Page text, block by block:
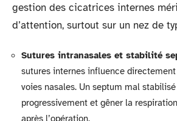
gestion des cicatrices internes
d’attention, surtout sur un nez de
Sutures intranasales et stabilité
sutures internes influence
voies nasales. Un septum mal
progressivement et gêner la
après l’opération.